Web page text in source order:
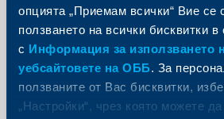
опцията „Приемам всички“ Вие се
ползването на всички бисквитки в
с Информация за използването
уебсайтовете на ОББ. За
ползваните от Вас бисквитки,
„Настройки“, чрез която можете